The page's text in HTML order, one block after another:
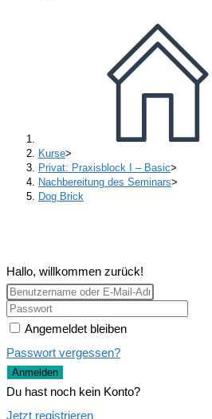
Kurse>
Privat: Praxisblock I – Basic>
Nachbereitung des Seminars>
Dog Brick
Hallo, willkommen zurück!
Angemeldet bleiben
Passwort vergessen?
Anmelden
Du hast noch kein Konto?
Jetzt registrieren